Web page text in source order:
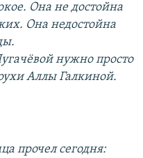
Она не достойна
Она недостойна
нужно просто
Аллы Галкиной.
прочел сегодня: